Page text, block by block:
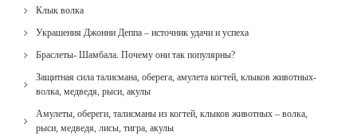
Клык волка
Украшения Джонни Деппа – источник удачи и успеха
Браслеты- Шамбала. Почему они так популярны?
Защитная сила талисмана, оберега, амулета когтей, клыков животных-
волка, медведя, рыси, акулы
Амулеты, обереги, талисманы из когтей, клыков животных – волка,
рыси, медведя, лисы, тигра, акулы